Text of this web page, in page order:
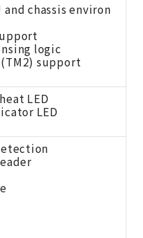
chassis environ
logic
support
LED
LED